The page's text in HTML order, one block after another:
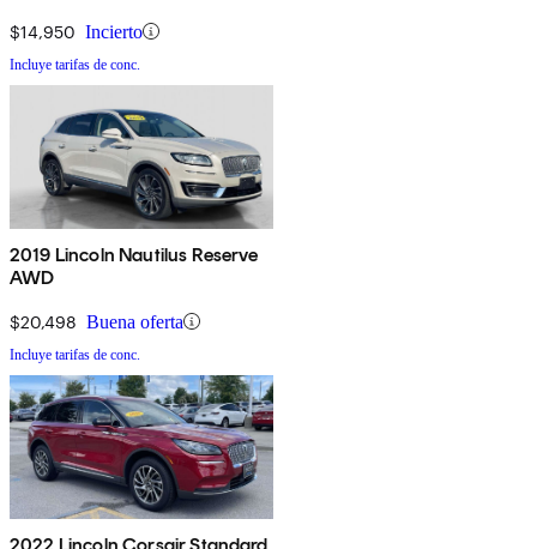
$14,950 Incierto
Incluye tarifas de conc.
2019 Lincoln Nautilus Reserve
AWD
$20,498 Buena oferta
Incluye tarifas de conc.